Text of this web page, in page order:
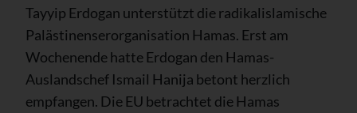
Tayyip Erdogan unterstützt die radikalislamische
Palästinenserorganisation Hamas. Erst am
Wochenende hatte Erdogan den Hamas-
Auslandschef Ismail Hanija betont herzlich
empfangen. Die EU betrachtet die Hamas